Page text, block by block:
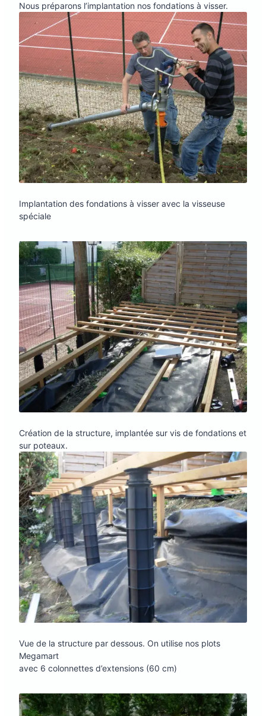
Nous préparons l’implantation nos fondations à visser.
Implantation des fondations à visser avec la visseuse
spéciale
Création de la structure, implantée sur vis de fondations et
sur poteaux.
Vue de la structure par dessous. On utilise nos plots
Megamart
avec 6 colonnettes d’extensions (60 cm)